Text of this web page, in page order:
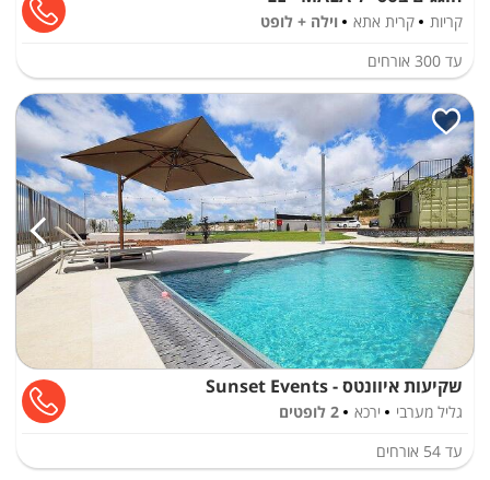
קריות קרית אתא
וילה + לופט
עד 300 אורחים
שקיעות איוונטס - Sunset Events
גליל מערבי ירכא
2 לופטים
עד 54 אורחים